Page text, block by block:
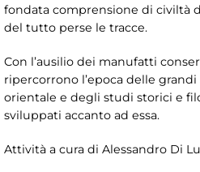
fondata comprensione di civiltà
del tutto perse le tracce.
Con l’ausilio dei manufatti
ripercorrono l’epoca delle
orientale e degli studi storici e
sviluppati accanto ad essa.
Attività a cura di Alessandro Di